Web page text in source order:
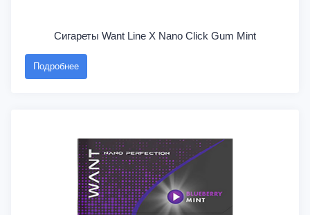
Сигареты Want Line X Nano Click Gum Mint
Подробнее